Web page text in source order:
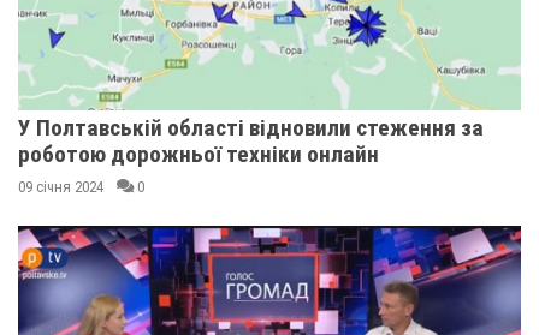
У Полтавській області відновили стеження за
роботою дорожньої техніки онлайн
09 січня 2024 0